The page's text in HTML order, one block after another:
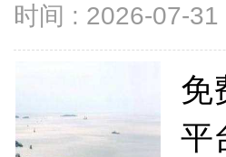
时间 : 2026-07-31
免
平